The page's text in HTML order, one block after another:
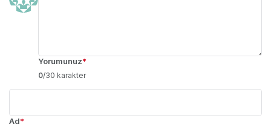
Yorumunuz*
0/30 karakter
Ad*